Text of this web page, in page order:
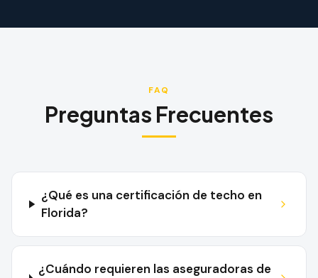
FAQ
Preguntas Frecuentes
¿Qué es una certificación de techo en
Florida?
¿Cuándo requieren las aseguradoras de